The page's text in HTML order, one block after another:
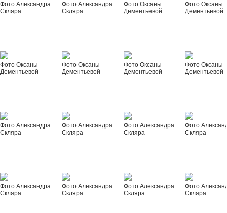
Фото Александра
Скляра
Фото Александра
Скляра
Фото Оксаны
Дементьевой
Фото Оксаны
Дементьевой
Фото Оксаны
Дементьевой
Фото Оксаны
Дементьевой
Фото Оксаны
Дементьевой
Фото Оксаны
Дементьевой
Фото Александра
Скляра
Фото Александра
Скляра
Фото Александра
Скляра
Фото
Скляра
Фото Александра
Скляра
Фото Александра
Скляра
Фото Александра
Скляра
Фото
Скляра